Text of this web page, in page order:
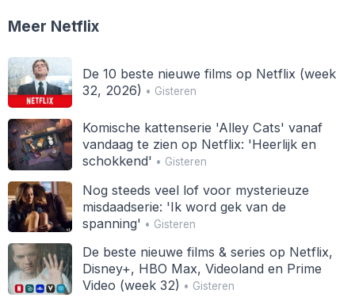
Meer Netflix
De 10 beste nieuwe films op Netflix (week
32, 2026) • Gisteren
Komische kattenserie 'Alley Cats' vanaf
vandaag te zien op Netflix: 'Heerlijk en
schokkend' • Gisteren
Nog steeds veel lof voor mysterieuze
misdaadserie: 'Ik word gek van de
spanning' • Gisteren
De beste nieuwe films & series op Netflix,
Disney+, HBO Max, Videoland en Prime
Video (week 32) • Gisteren